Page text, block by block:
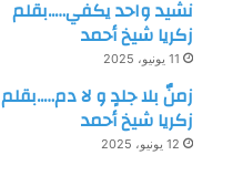
نشيد واحد يكفي…..بقلم
زكريا شيخ أحمد
11 يونيو، 2025
زمنٌ بلا جلدٍ و لا دم…..بقلم
زكريا شيخ أحمد
12 يونيو، 2025